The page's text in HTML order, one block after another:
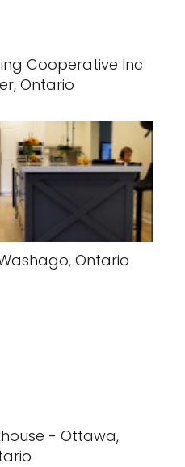
Cooperative Inc
Ontario
Ontario
- Ottawa,